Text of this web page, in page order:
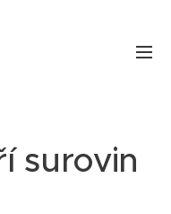
surovin